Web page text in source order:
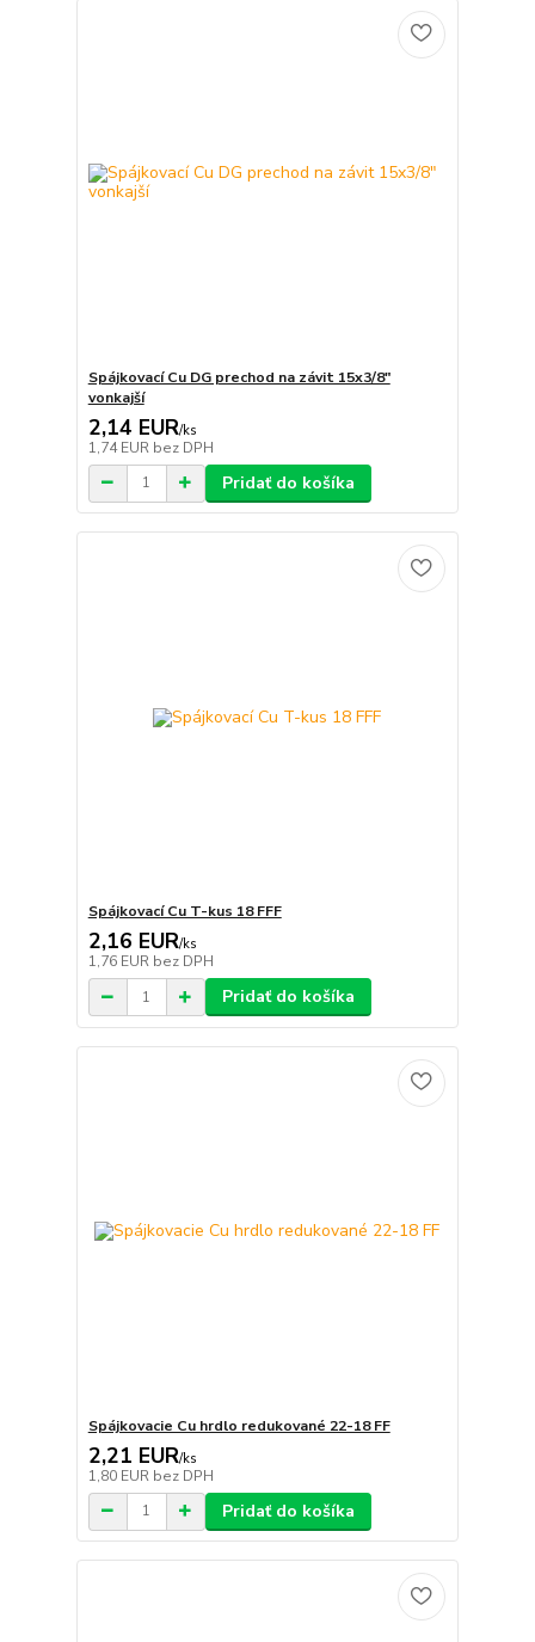
Spájkovací Cu DG prechod na závit 15x3/8"
vonkajší
2,14 EUR/ks
1,74 EUR bez DPH
Pridať do košíka
Spájkovací Cu T-kus 18 FFF
2,16 EUR/ks
1,76 EUR bez DPH
Pridať do košíka
Spájkovacie Cu hrdlo redukované 22-18 FF
2,21 EUR/ks
1,80 EUR bez DPH
Pridať do košíka